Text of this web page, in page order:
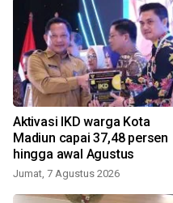
Aktivasi IKD warga Kota
Madiun capai 37,48 persen
hingga awal Agustus
Jumat, 7 Agustus 2026